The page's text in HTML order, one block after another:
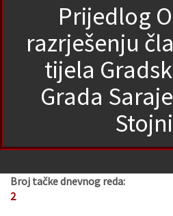
Prijedlog
razrješenju
tijela
Grada
Broj tačke dnevnog reda:
2